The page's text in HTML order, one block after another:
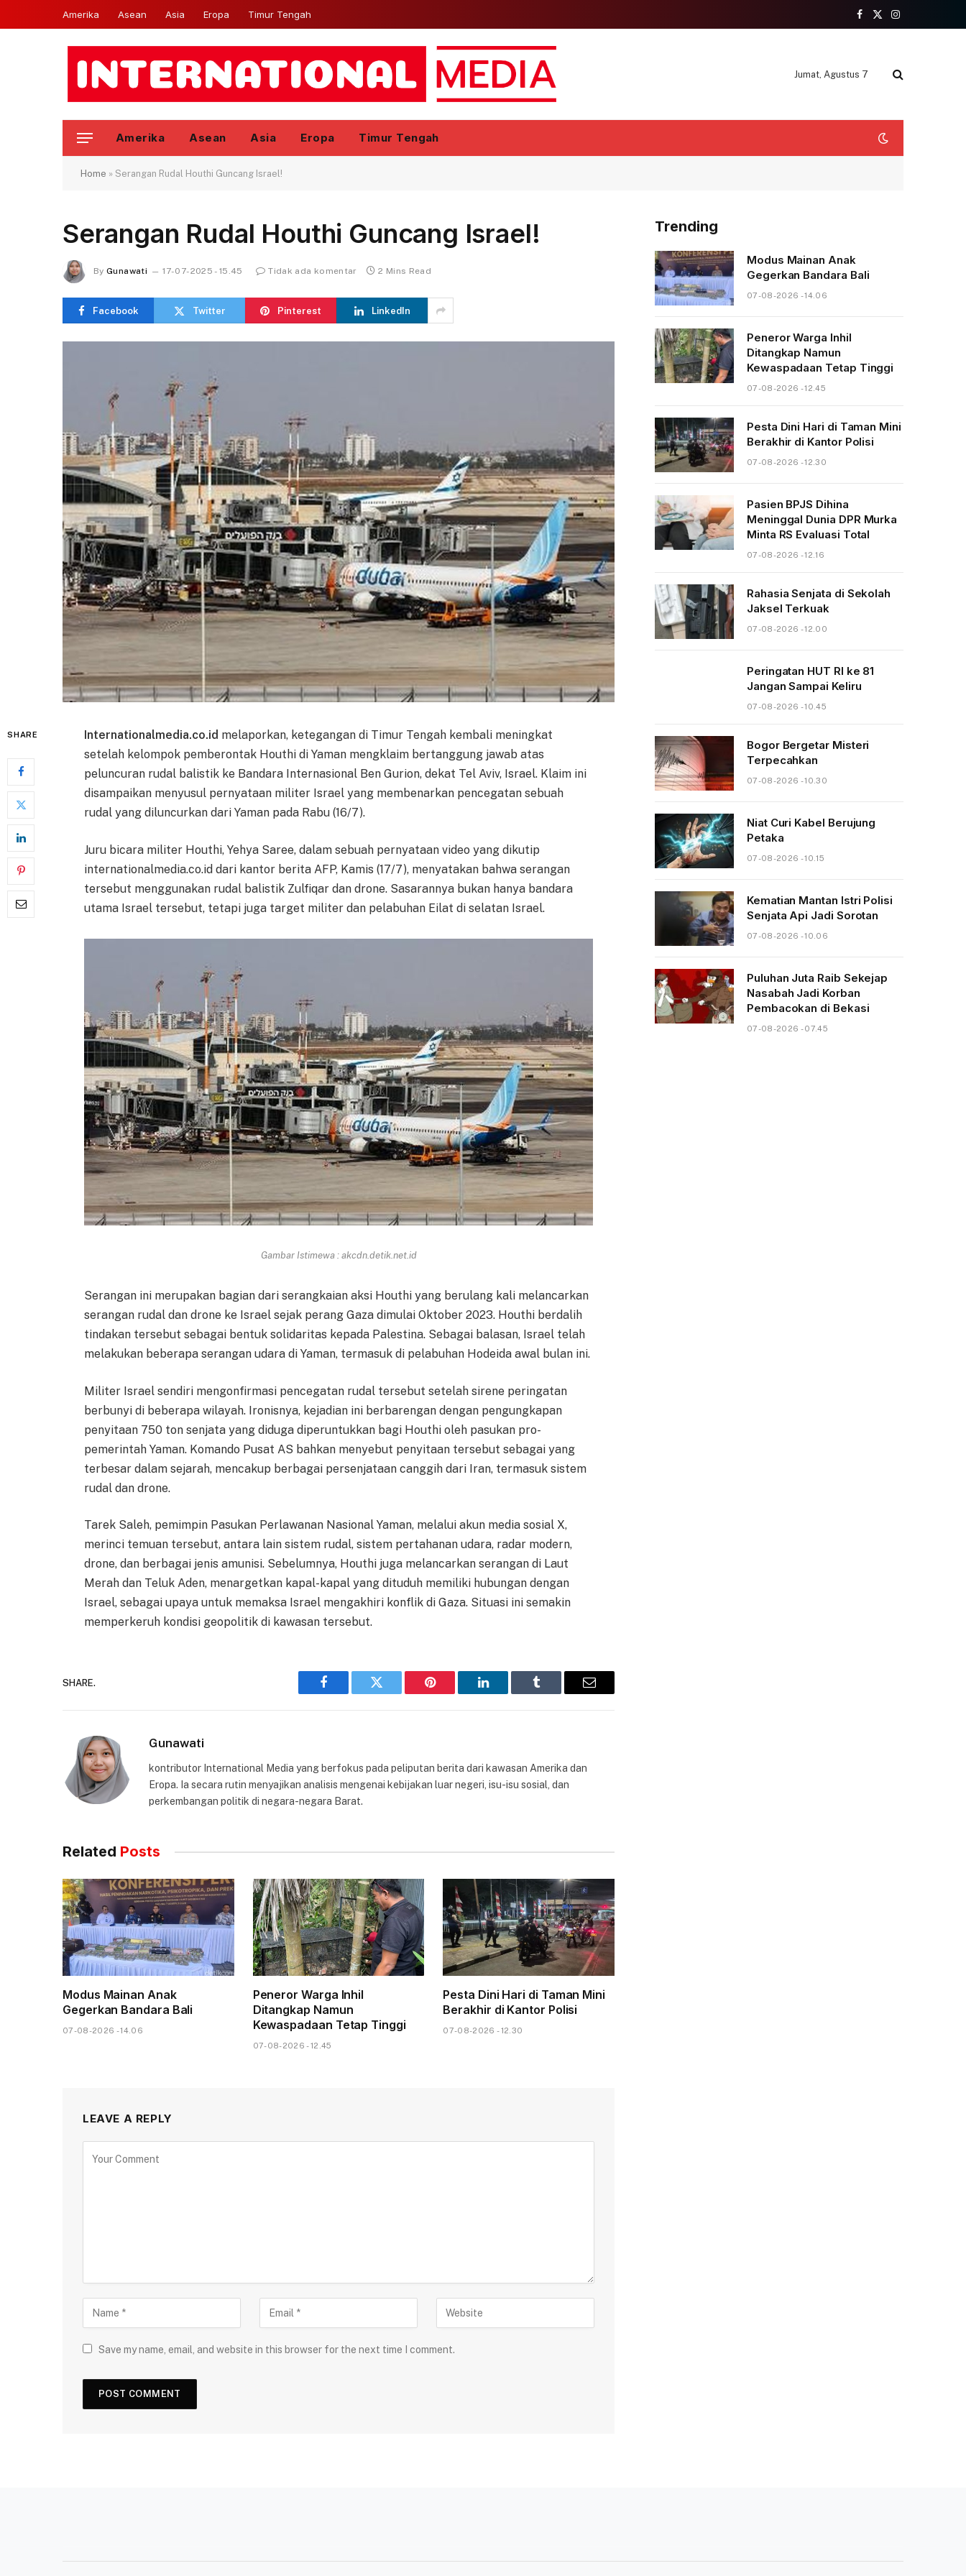
Amerika Asean Asia Eropa Timur Tengah
Facebook
X
Instagram
Jumat, Agustus 7
Amerika Asean Asia Eropa Timur Tengah
Home » Serangan Rudal Houthi Guncang Israel!
Serangan Rudal Houthi Guncang Israel!
By Gunawati 17-07-2025 - 15.45 Tidak ada komentar 2 Mins Read
Facebook Twitter Pinterest LinkedIn
SHARE Internationalmedia.co.id melaporkan, ketegangan di Timur Tengah kembali meningkat
setelah kelompok pemberontak Houthi di Yaman mengklaim bertanggung jawab atas
peluncuran rudal balistik ke Bandara Internasional Ben Gurion, dekat Tel Aviv, Israel. Klaim ini
disampaikan menyusul pernyataan militer Israel yang membenarkan pencegatan sebuah
rudal yang diluncurkan dari Yaman pada Rabu (16/7).
Juru bicara militer Houthi, Yehya Saree, dalam sebuah pernyataan video yang dikutip
internationalmedia.co.id dari kantor berita AFP, Kamis (17/7), menyatakan bahwa serangan
tersebut menggunakan rudal balistik Zulfiqar dan drone. Sasarannya bukan hanya bandara
utama Israel tersebut, tetapi juga target militer dan pelabuhan Eilat di selatan Israel.
Gambar Istimewa : akcdn.detik.net.id
Serangan ini merupakan bagian dari serangkaian aksi Houthi yang berulang kali melancarkan
serangan rudal dan drone ke Israel sejak perang Gaza dimulai Oktober 2023. Houthi berdalih
tindakan tersebut sebagai bentuk solidaritas kepada Palestina. Sebagai balasan, Israel telah
melakukan beberapa serangan udara di Yaman, termasuk di pelabuhan Hodeida awal bulan ini.
Militer Israel sendiri mengonfirmasi pencegatan rudal tersebut setelah sirene peringatan
berbunyi di beberapa wilayah. Ironisnya, kejadian ini berbarengan dengan pengungkapan
penyitaan 750 ton senjata yang diduga diperuntukkan bagi Houthi oleh pasukan pro-
pemerintah Yaman. Komando Pusat AS bahkan menyebut penyitaan tersebut sebagai yang
terbesar dalam sejarah, mencakup berbagai persenjataan canggih dari Iran, termasuk sistem
rudal dan drone.
Tarek Saleh, pemimpin Pasukan Perlawanan Nasional Yaman, melalui akun media sosial X,
merinci temuan tersebut, antara lain sistem rudal, sistem pertahanan udara, radar modern,
drone, dan berbagai jenis amunisi. Sebelumnya, Houthi juga melancarkan serangan di Laut
Merah dan Teluk Aden, menargetkan kapal-kapal yang dituduh memiliki hubungan dengan
Israel, sebagai upaya untuk memaksa Israel mengakhiri konflik di Gaza. Situasi ini semakin
memperkeruh kondisi geopolitik di kawasan tersebut.
SHARE.
Facebook Twitter Pinterest LinkedIn Tumblr Email
Gunawati
kontributor International Media yang berfokus pada peliputan berita dari kawasan Amerika dan
Eropa. Ia secara rutin menyajikan analisis mengenai kebijakan luar negeri, isu-isu sosial, dan
perkembangan politik di negara-negara Barat.
Related Posts
Modus Mainan Anak
Gegerkan Bandara Bali
07-08-2026 - 14.06
Peneror Warga Inhil
Ditangkap Namun
Kewaspadaan Tetap Tinggi
07-08-2026 - 12.45
Pesta Dini Hari di Taman Mini
Berakhir di Kantor Polisi
07-08-2026 - 12.30
LEAVE A REPLY
Save my name, email, and website in this browser for the next time I comment.
Trending
Modus Mainan Anak
Gegerkan Bandara Bali
07-08-2026 - 14.06
Peneror Warga Inhil
Ditangkap Namun
Kewaspadaan Tetap Tinggi
07-08-2026 - 12.45
Pesta Dini Hari di Taman Mini
Berakhir di Kantor Polisi
07-08-2026 - 12.30
Pasien BPJS Dihina
Meninggal Dunia DPR Murka
Minta RS Evaluasi Total
07-08-2026 - 12.16
Rahasia Senjata di Sekolah
Jaksel Terkuak
07-08-2026 - 12.00
Peringatan HUT RI ke 81
Jangan Sampai Keliru
07-08-2026 - 10.45
Bogor Bergetar Misteri
Terpecahkan
07-08-2026 - 10.30
Niat Curi Kabel Berujung
Petaka
07-08-2026 - 10.15
Kematian Mantan Istri Polisi
Senjata Api Jadi Sorotan
07-08-2026 - 10.06
Puluhan Juta Raib Sekejap
Nasabah Jadi Korban
Pembacokan di Bekasi
07-08-2026 - 07.45